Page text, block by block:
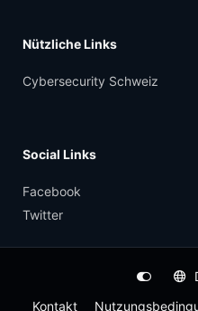
Nützliche Links
Cybersecurity Schweiz
Social Links
Facebook
Twitter
Kontakt